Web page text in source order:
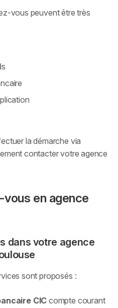
vous peuvent être très
la démarche via
contacter votre agence
en agence
dans votre agence
sont proposés :
CIC compte courant